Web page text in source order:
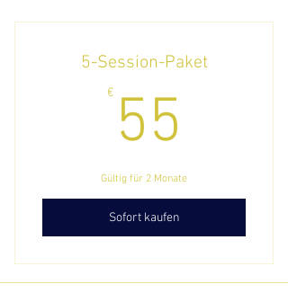
5-Session-Paket
€ 55
Gültig für 2 Monate
Sofort kaufen